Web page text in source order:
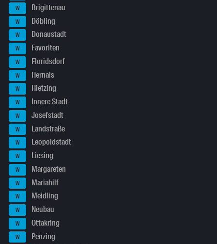
W Brigittenau
W Döbling
W Donaustadt
W Favoriten
W Floridsdorf
W Hernals
W Hietzing
W Innere Stadt
W Josefstadt
W Landstraße
W Leopoldstadt
W Liesing
W Margareten
W Mariahilf
W Meidling
W Neubau
W Ottakring
W Penzing